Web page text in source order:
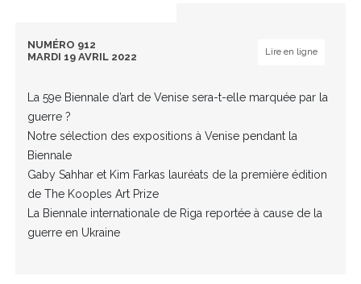
NUMÉRO 912
MARDI 19 AVRIL 2022
Lire en ligne
La 59e Biennale d’art de Venise sera-t-elle marquée par la
guerre ?
Notre sélection des expositions à Venise pendant la
Biennale
Gaby Sahhar et Kim Farkas lauréats de la première édition
de The Kooples Art Prize
La Biennale internationale de Riga reportée à cause de la
guerre en Ukraine